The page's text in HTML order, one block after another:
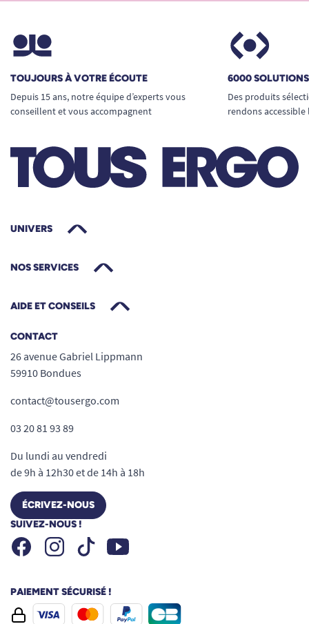
TOUJOURS À VOTRE ÉCOUTE
Depuis 15 ans, notre équipe d’experts vous
conseillent et vous accompagnent
6000
Des produits
rendons
UNIVERS
NOS SERVICES
AIDE ET CONSEILS
CONTACT
26 avenue Gabriel Lippmann
59910 Bondues
contact@tousergo.com
03 20 81 93 89
Du lundi au vendredi
de 9h à 12h30 et de 14h à 18h
ÉCRIVEZ-NOUS
SUIVEZ-NOUS !
FacebookInstagramTiktok Youtube
PAIEMENT SÉCURISÉ !